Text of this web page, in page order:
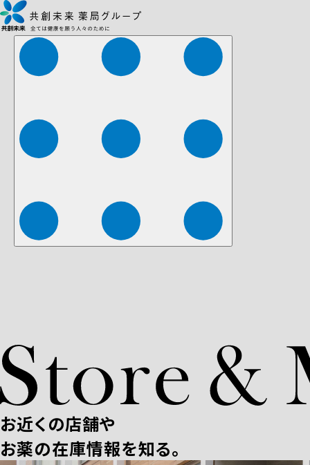
株式会社ファーマみらい 株式会社ストレチア
お近くの店舗や
お薬の在庫情報を知る。